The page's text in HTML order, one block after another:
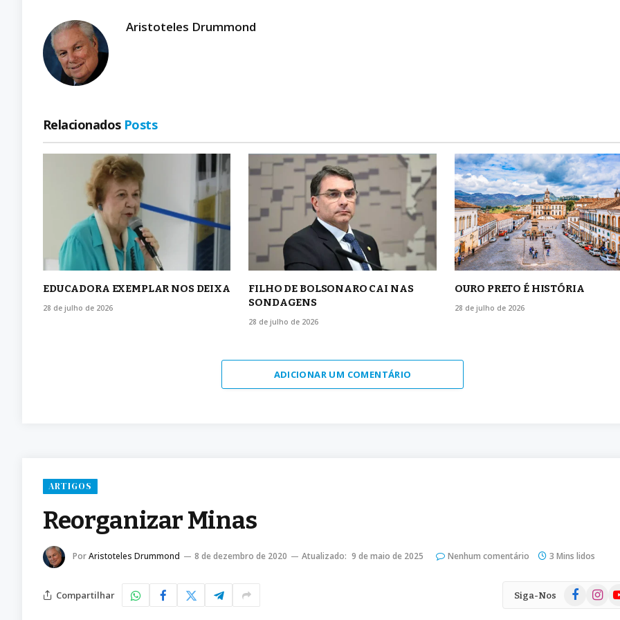
Aristoteles Drummond
Relacionados Posts
EDUCADORA EXEMPLAR NOS DEIXA
28 de julho de 2026
FILHO DE BOLSONARO CAI NAS
SONDAGENS
28 de julho de 2026
OURO PRETO É HISTÓRIA
28 de julho de 2026
ADICIONAR UM COMENTÁRIO
ARTIGOS
Reorganizar Minas
PorAristoteles Drummond 8 de dezembro de 2020 Atualizado: 9 de maio de 2025 Nenhum comentário 3 Mins lidos
Compartilhar Siga-Nos Facebook